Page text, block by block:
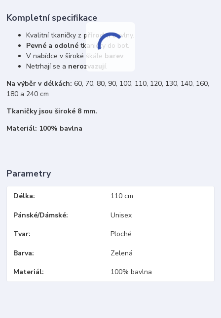
Kompletní specifikace
Kvalitní tkaničky z přírodníbavlny.
Pevné a odolnétkaničky do bot.
V nabídce v široké škále barev.
Netrhají se a nerozvazují.
Na výběr v délkách: 60, 70, 80, 90, 100, 110, 120, 130, 140, 160,
180 a 240 cm
Tkaničky jsou široké 8 mm.
Materiál: 100% bavlna
Parametry
Délka 110 cm
Pánské/Dámské Unisex
Tvar Ploché
Barva Zelená
Materiál 100% bavlna